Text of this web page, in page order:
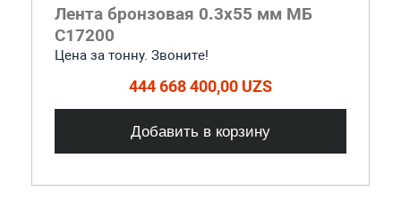
Лента бронзовая 0.3x55 мм МБ
С17200
Цена за тонну. Звоните!
444 668 400,00 UZS
Добавить в корзину